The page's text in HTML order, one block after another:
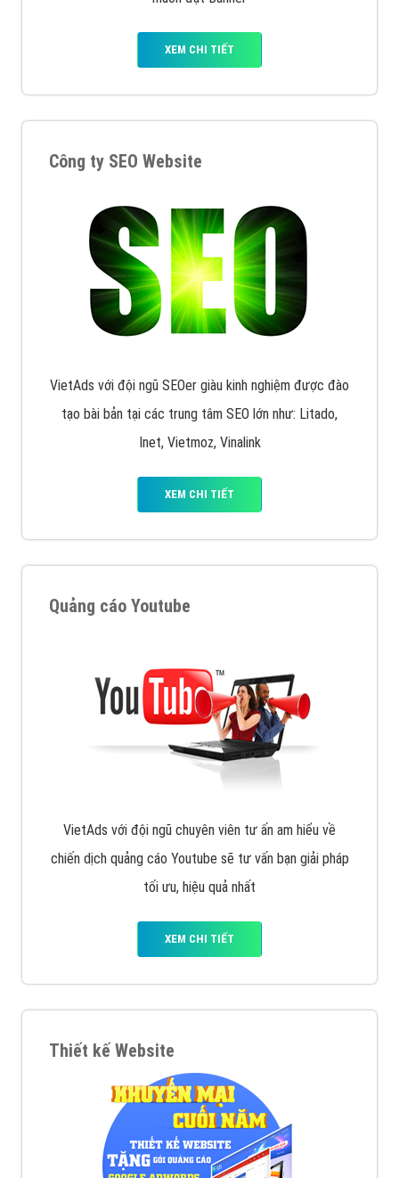
XEM CHI TIẾT
Công ty SEO Website
VietAds với đội ngũ SEOer giàu kinh nghiệm được đào
tạo bài bản tại các trung tâm SEO lớn như: Litado,
Inet, Vietmoz, Vinalink
XEM CHI TIẾT
Quảng cáo Youtube
VietAds với đội ngũ chuyên viên tư ấn am hiểu về
chiến dịch quảng cáo Youtube sẽ tư vấn bạn giải pháp
tối ưu, hiệu quả nhất
XEM CHI TIẾT
Thiết kế Website